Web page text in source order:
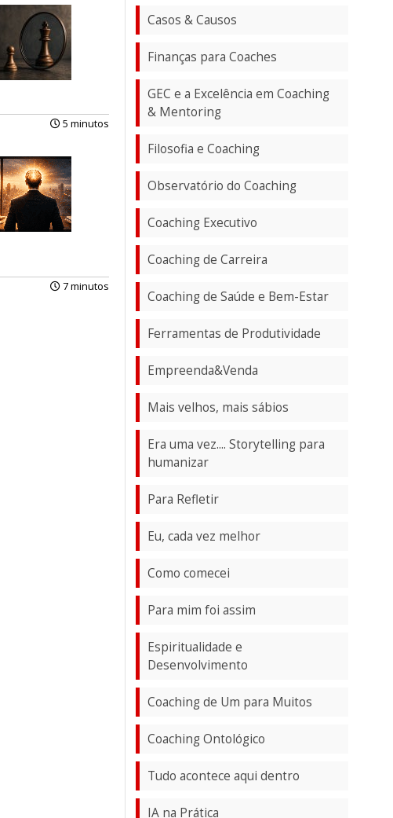
5 minutos
7 minutos
Casos & Causos
Finanças para Coaches
GEC e a Excelência em Coaching
& Mentoring
Filosofia e Coaching
Observatório do Coaching
Coaching Executivo
Coaching de Carreira
Coaching de Saúde e Bem-Estar
Ferramentas de Produtividade
Empreenda&Venda
Mais velhos, mais sábios
Era uma vez.... Storytelling para
humanizar
Para Refletir
Eu, cada vez melhor
Como comecei
Para mim foi assim
Espiritualidade e
Desenvolvimento
Coaching de Um para Muitos
Coaching Ontológico
Tudo acontece aqui dentro
IA na Prática